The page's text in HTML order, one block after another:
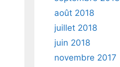
août 2018
juillet 2018
juin 2018
novembre 2017